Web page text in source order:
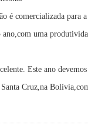
é comercializada para
ano,com uma
Este ano
Cruz,na